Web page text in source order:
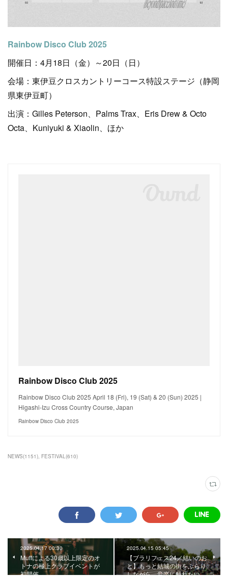
Rainbow Disco Club 2025
開催日：4月18日（金）～20日（日）
会場：東伊豆クロスカントリーコース特設ステージ（静岡
県東伊豆町）
出演：Gilles Peterson、Palms Trax、Eris Drew & Octo
Octa、Kuniyuki & Xiaolin、ほか
Rainbow Disco Club 2025
Rainbow Disco Club 2025 April 18 (Fri), 19 (Sat) & 20 (Sun) 2025 |
Higashi-Izu Cross Country Course, Japan
Rainbow Disco Club 2025
NEWS(1151) FESTIVAL(610)
2025.04.17 00:30
Muffによる30歳以上限定のオ
トナの極上クラブイベントが
初開催。
2025.04.15 05:45
【ブラリフェス24／結いのお
と】もっと結城の街をぶらり
しながら、音楽に触れたい。